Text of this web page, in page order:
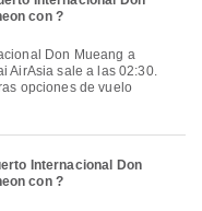
con ?
AirAsia sale a las 02:30.
opciones de vuelo
Internacional Don
con ?